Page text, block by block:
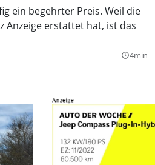
ein begehrter Preis. Weil die
Anzeige erstattet hat, ist das
query_builder4min